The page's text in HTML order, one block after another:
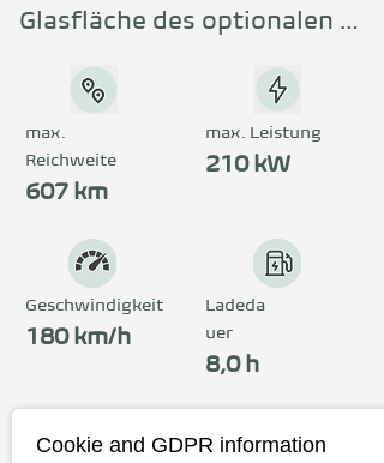
Glasfläche des optionalen
Glas“ lässt sich mit einem
Fingerwisch oder per
Sprachbedienung steuern –
wahlweise transparent
oder abgedunkelt.
max.
Reichweite
607 km
Geschwindigkeit
180 km/h
max. Leistung
210 kW
Ladeda
uer
8,0 h
Preis
Cookie and GDPR information